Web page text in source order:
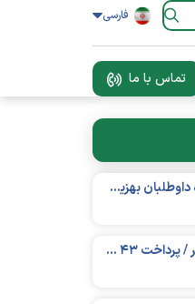
فارسی
تماس با ما
کارگاه تخصصی آموزش اصول داوطلبی ویژه داوطلبان بهزیستی برگزار شد
آموزش یک مهارت کاربردی به زندانیان بوشهر / پرداخت ۴۳ میلیارد تومان تسهیلات خوداشتغالی